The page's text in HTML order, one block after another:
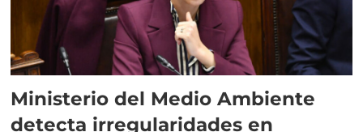
Ministerio del Medio Ambiente
detecta irregularidades en